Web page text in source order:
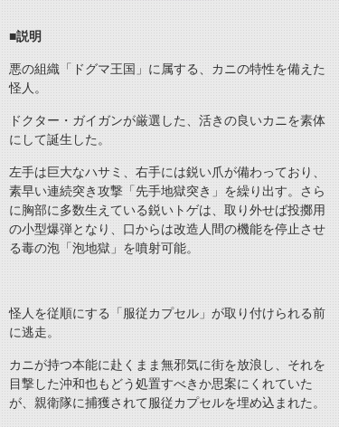
■説明
悪の組織「ドグマ王国」に属する、カニの特性を備えた
怪人。
ドクター・ガイガンが厳選した、活きの良いカニを素体
にして誕生した。
左手は巨大なハサミ、右手には鋭い爪が備わっており、
素早い連続突き攻撃「先手地獄突き」を繰り出す。さら
に胸部に多数生えている鋭いトゲは、取り外せば投擲用
の小型爆弾となり、口からは改造人間の機能を停止させ
る毒の泡「泡地獄」を噴射可能。
怪人を従順にする「服従カプセル」が取り付けられる前
に逃走。
カニが持つ本能に赴くまま無邪気に街を放浪し、それを
目撃した沖和也もどう処置すべきか思案にくれていた
が、親衛隊に捕獲されて服従カプセルを埋め込まれた。